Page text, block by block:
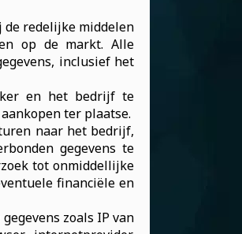
de redelijke middelen
op de markt. Alle
inclusief het
en het bedrijf te
ter plaatse.
naar het bedrijf,
gegevens te
tot onmiddellijke
financiële en
zoals IP van